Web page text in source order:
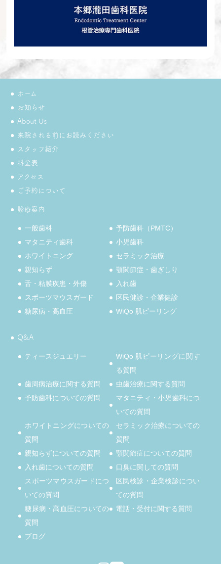
ホーム
お知らせ
About Us
来院される前にお読みください
スタッフ紹介
料金表
アクセス
ご予約について
診療案内
一般歯科
予防歯科（PMTC）
マタニティ歯科
小児歯科
ホワイトニング
セラミック治療
親知らず
顎関節症・歯ぎしり
舌・粘膜疾患・外傷
入れ歯
スポーツマウスガード
区民健診・企業健診
糖尿病・高血圧
WiQo 肌ピーリング
Q&A
ティースジュエリー
WiQo 肌ピーリングに関す
る質問
歯周病治療に関する質問
虫歯治療に関する質問
予防歯科についての質問
マタニティ・小児歯科につ
いての質問
ホワイトニングについての
質問
セラミック治療についての
質問
親知らずについての質問
顎関節症についての質問
入れ歯についての質問
口臭に関しての質問
スポーツマウスガードにつ
いての質問
区民検診・企業検診につい
ての質問
糖尿病・高血圧についての
質問
電話・受付に関する質問
ブログ